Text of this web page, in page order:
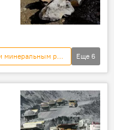
Государственное агентство по геологии и минеральным ресурсам
экономика
Еще 6